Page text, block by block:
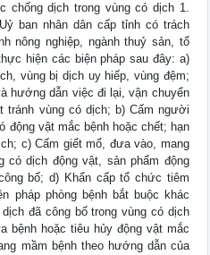
chống dịch trong vùng có dịch 1.
ban nhân dân cấp tỉnh có trách
nông nghiệp, ngành thuỷ sản, tổ
hiện các biện pháp sau đây: a)
vùng bị dịch uy hiếp, vùng đệm;
hướng dẫn việc đi lại, vận chuyển
tránh vùng có dịch; b) Cấm người
động vật mắc bệnh hoặc chết; hạn
c) Cấm giết mổ, đưa vào, mang
có dịch động vật, sản phẩm động
bố; d) Khẩn cấp tổ chức tiêm
pháp phòng bệnh bắt buộc khác
đã công bố trong vùng có dịch
bệnh hoặc tiêu hủy động vật mắc
mầm bệnh theo hướng dẫn của